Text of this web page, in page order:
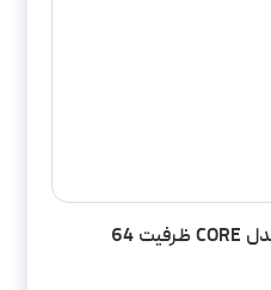
فلش مموری کوئین تک مدل CORE ظرفیت 64